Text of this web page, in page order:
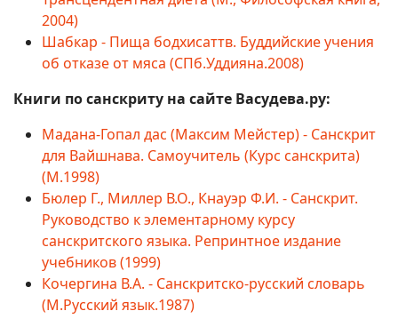
2004)
Шабкар - Пища бодхисаттв. Буддийские учения
об отказе от мяса (СПб.Уддияна.2008)
Книги по санскриту на сайте Васудева.ру:
Мадана-Гопал дас (Максим Мейстер) - Санскрит
для Вайшнава. Самоучитель (Курс санскрита)
(М.1998)
Бюлер Г., Миллер В.О., Кнауэр Ф.И. - Санскрит.
Руководство к элементарному курсу
санскритского языка. Репринтное издание
учебников (1999)
Кочергина В.А. - Санскритско-русский словарь
(М.Русский язык.1987)